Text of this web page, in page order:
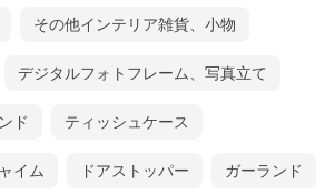
その他インテリア雑貨、小物
デジタルフォトフレーム、写真立て
ド ティッシュケース
イム ドアストッパー ガーランド